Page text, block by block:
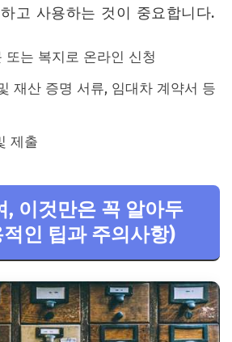
고 사용하는 것이 중요합니다.
또는 복지로 온라인 신청
재산 증명 서류, 임대차 계약서 등
제출
, 이것만은 꼭 알아두
인 팁과 주의사항)